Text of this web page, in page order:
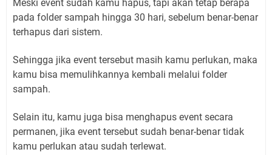
Meski event sudah kamu hapus, tapi akan tetap berapa
pada folder sampah hingga 30 hari, sebelum benar-benar
terhapus dari sistem.
Sehingga jika event tersebut masih kamu perlukan, maka
kamu bisa memulihkannya kembali melalui folder
sampah.
Selain itu, kamu juga bisa menghapus event secara
permanen, jika event tersebut sudah benar-benar tidak
kamu perlukan atau sudah terlewat.